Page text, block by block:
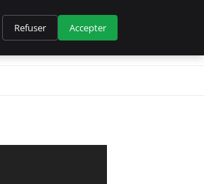
Refuser Accepter